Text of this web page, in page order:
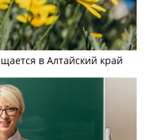
в Алтайский край